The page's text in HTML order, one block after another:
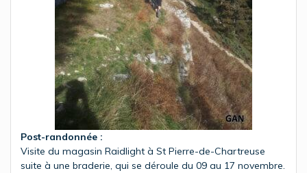
Post-randonnée :
Visite du magasin Raidlight à St Pierre-de-Chartreuse
suite à une braderie, qui se déroule du 09 au 17 novembre.